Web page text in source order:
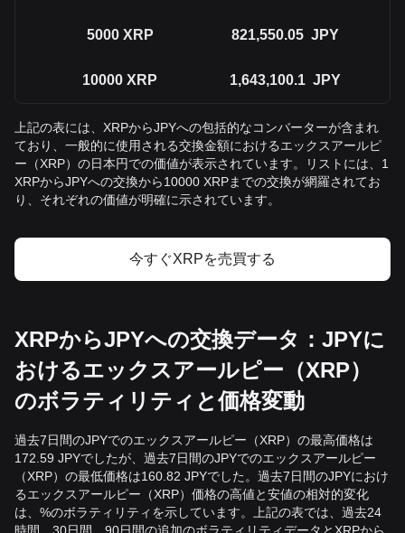
5000 XRP 821,550.05 JPY
10000 XRP 1,643,100.1 JPY
上記の表には、XRPからJPYへの包括的なコンバーターが含まれ
ており、一般的に使用される交換金額におけるエックスアールピ
ー（XRP）の日本円での価値が表示されています。リストには、1
XRPからJPYへの交換から10000 XRPまでの交換が網羅されてお
り、それぞれの価値が明確に示されています。
今すぐXRPを売買する
XRPからJPYへの交換データ：JPYに
おけるエックスアールピー（XRP）
のボラティリティと価格変動
過去7日間のJPYでのエックスアールピー（XRP）の最高価格は
172.59 JPYでしたが、過去7日間のJPYでのエックスアールピー
（XRP）の最低価格は160.82 JPYでした。過去7日間のJPYにおけ
るエックスアールピー（XRP）価格の高値と安値の相対的変化
は、%のボラティリティを示しています。上記の表では、過去24